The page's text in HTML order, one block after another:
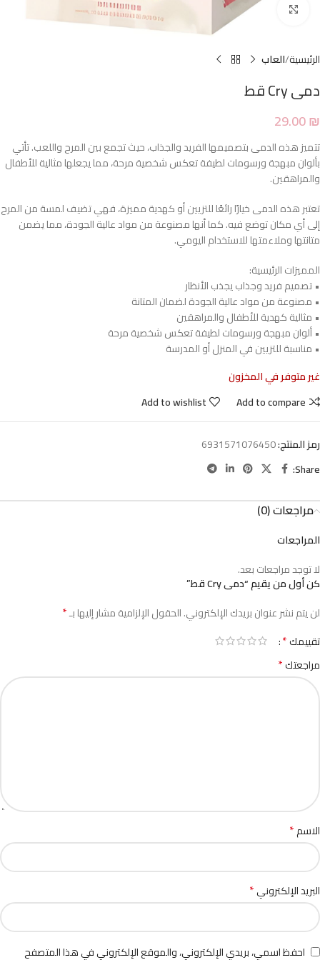
Click to enlarge
الرئيسية العاب
دمى Cry قط
29.00₪
تتميز هذه الدمى بتصميمها الفريد والجذاب، حيث تجمع بين المرح واللعب. تأتي
بألوان مبهجة ورسومات لطيفة تعكس شخصية مرحة، مما يجعلها مثالية للأطفال
والمراهقين.
تعتبر هذه الدمى خيارًا رائعًا للتزيين أو كهدية مميزة، فهي تضيف لمسة من المرح
إلى أي مكان توضع فيه. كما أنها مصنوعة من مواد عالية الجودة، مما يضمن
متانتها وملاءمتها للاستخدام اليومي.
المميزات الرئيسية:
• تصميم فريد وجذاب يجذب الأنظار
• مصنوعة من مواد عالية الجودة لضمان المتانة
• مثالية كهدية للأطفال والمراهقين
• ألوان مبهجة ورسومات لطيفة تعكس شخصية مرحة
• مناسبة للتزيين في المنزل أو المدرسة
غير متوفر في المخزون
Add to compare
Add to wishlist
رمز المنتج:6931571076450
Share:
مراجعات (0)
المراجعات
لا توجد مراجعات بعد.
كن أول من يقيم “دمى Cry قط”
لن يتم نشر عنوان بريدك الإلكتروني.الحقول الإلزامية مشار إليها بـ*
تقييمك*
مراجعتك*
الاسم*
البريد الإلكتروني*
احفظ اسمي، بريدي الإلكتروني، والموقع الإلكتروني في هذا المتصفح